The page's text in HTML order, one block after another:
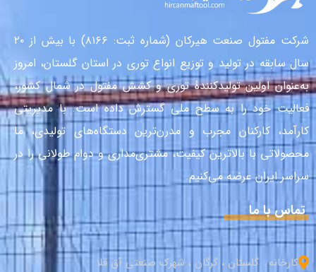
شرکت مفتول صنعت هیرکان (شماره ثبت: ۸۱۶۶) با بیش از ۲۰
سال سابقه در تولید و توزیع انواع توری در استان گلستان، امروز
به‌عنوان اولین تولیدکنندهٔ توری و کشش مفتول در شمال کشور،
فعالیت خود را به سطح ملی گسترش داده است. با مدیریتی
کارآمد، کارکنان مجرب و مدرن‌ترین دستگاه‌های تولیدی، ما
محصولاتی با بالاترین کیفیت، مشتری‌مداری و دوام طولانی را در
سراسر ایران عرضه می‌کنیم.
تماس با ما
کارخانه : گلستان ، گرگان ، شهرک صنعتی آق قلا